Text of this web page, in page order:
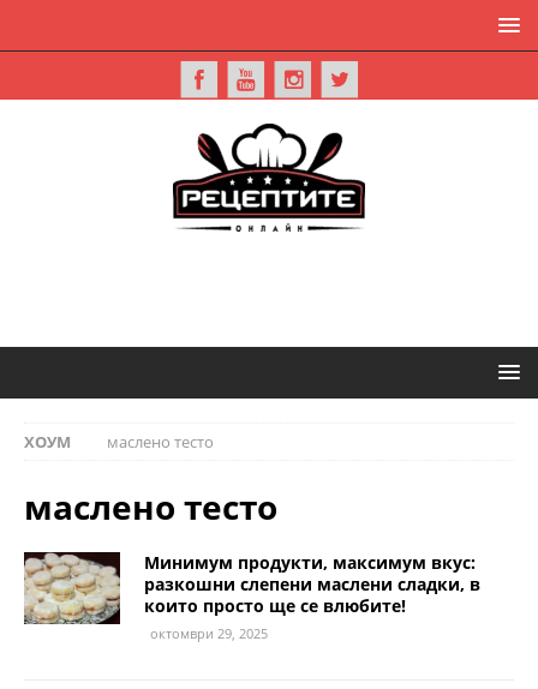
ХОУМ маслено тесто
маслено тесто
Минимум продукти, максимум вкус:
разкошни слепени маслени сладки, в
които просто ще се влюбите!
октомври 29, 2025